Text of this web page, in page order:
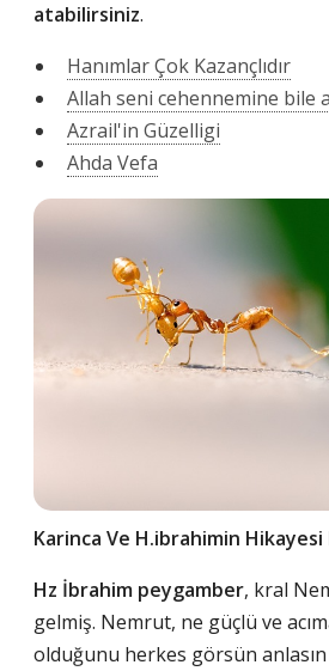
atabilirsiniz.
Hanımlar Çok Kazançlıdır
Allah seni cehennemine bile
Azrail'in Güzelligi
Ahda Vefa
Karinca Ve H.ibrahimin
Hz İbrahim peygamber, kral
gelmiş. Nemrut, ne güçlü ve
olduğunu herkes görsün